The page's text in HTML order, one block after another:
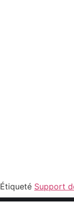
Étiqueté Support